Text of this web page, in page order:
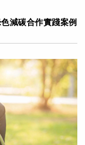
減碳合作實踐案例